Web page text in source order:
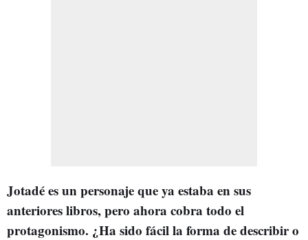
Jotadé es un personaje que ya estaba en sus
anteriores libros, pero ahora cobra todo el
protagonismo. ¿Ha sido fácil la forma de describir o